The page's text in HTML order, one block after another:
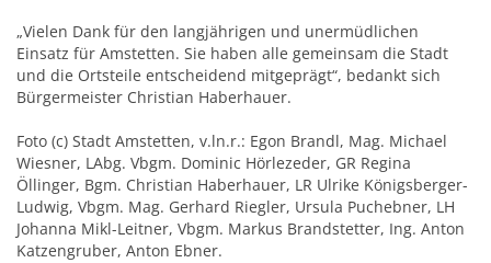
„Vielen Dank für den langjährigen und unermüdlichen
Einsatz für Amstetten. Sie haben alle gemeinsam die Stadt
und die Ortsteile entscheidend mitgeprägt“, bedankt sich
Bürgermeister Christian Haberhauer.
Foto (c) Stadt Amstetten, v.ln.r.: Egon Brandl, Mag. Michael
Wiesner, LAbg. Vbgm. Dominic Hörlezeder, GR Regina
Öllinger, Bgm. Christian Haberhauer, LR Ulrike Königsberger-
Ludwig, Vbgm. Mag. Gerhard Riegler, Ursula Puchebner, LH
Johanna Mikl-Leitner, Vbgm. Markus Brandstetter, Ing. Anton
Katzengruber, Anton Ebner.